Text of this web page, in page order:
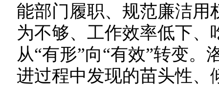
能部门履职、规范廉洁用
为不够、工作效率低下
从“有形”向“有效”转变
进过程中发现的苗头性、